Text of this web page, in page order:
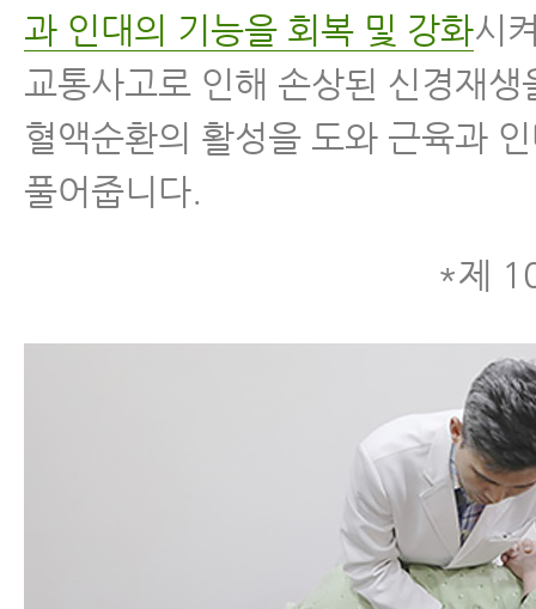
과 인대의 기능을 회복 및 강화시
교통사고로 인해 손상된 신경재생
혈액순환의 활성을 도와 근육과
풀어줍니다.
*제